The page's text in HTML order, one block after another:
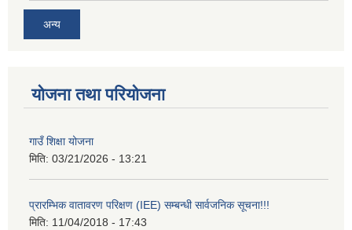
अन्य
योजना तथा परियोजना
गाउँ शिक्षा योजना
मिति: 03/21/2026 - 13:21
प्रारम्भिक वातावरण परिक्षण (IEE) सम्बन्धी सार्वजनिक सूचना!!!
मिति: 11/04/2018 - 17:43